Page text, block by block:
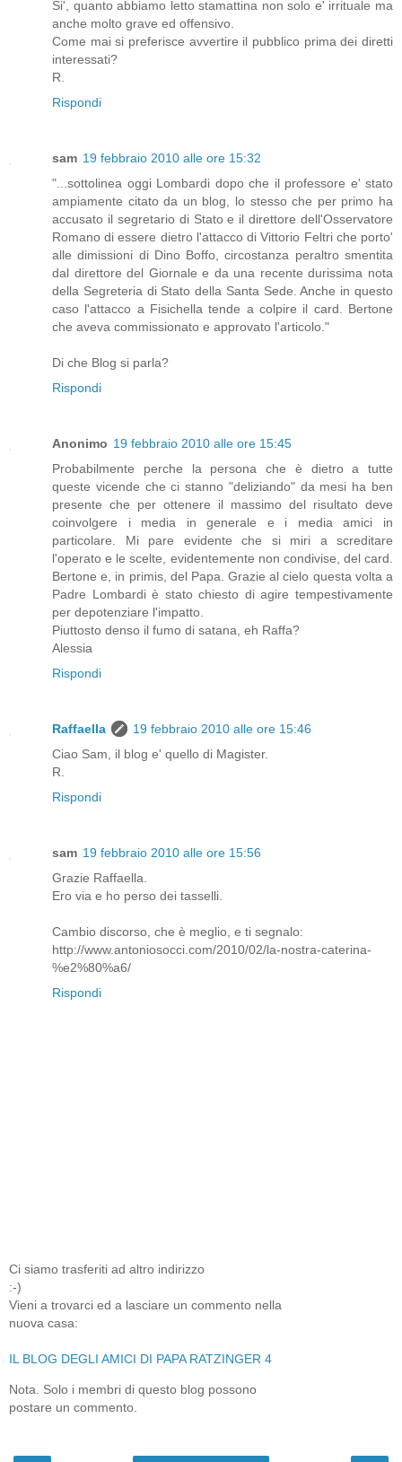
Si', quanto abbiamo letto stamattina non solo e' irrituale ma
anche molto grave ed offensivo.
Come mai si preferisce avvertire il pubblico prima dei diretti
interessati?
R.
Rispondi
sam 19 febbraio 2010 alle ore 15:32
"...sottolinea oggi Lombardi dopo che il professore e' stato
ampiamente citato da un blog, lo stesso che per primo ha
accusato il segretario di Stato e il direttore dell'Osservatore
Romano di essere dietro l'attacco di Vittorio Feltri che porto'
alle dimissioni di Dino Boffo, circostanza peraltro smentita
dal direttore del Giornale e da una recente durissima nota
della Segreteria di Stato della Santa Sede. Anche in questo
caso l'attacco a Fisichella tende a colpire il card. Bertone
che aveva commissionato e approvato l'articolo."
Di che Blog si parla?
Rispondi
Anonimo 19 febbraio 2010 alle ore 15:45
Probabilmente perche la persona che è dietro a tutte
queste vicende che ci stanno "deliziando" da mesi ha ben
presente che per ottenere il massimo del risultato deve
coinvolgere i media in generale e i media amici in
particolare. Mi pare evidente che si miri a screditare
l'operato e le scelte, evidentemente non condivise, del card.
Bertone e, in primis, del Papa. Grazie al cielo questa volta a
Padre Lombardi è stato chiesto di agire tempestivamente
per depotenziare l'impatto.
Piuttosto denso il fumo di satana, eh Raffa?
Alessia
Rispondi
Raffaella
19 febbraio 2010 alle ore 15:46
Ciao Sam, il blog e' quello di Magister.
R.
Rispondi
sam 19 febbraio 2010 alle ore 15:56
Grazie Raffaella.
Ero via e ho perso dei tasselli.
Cambio discorso, che è meglio, e ti segnalo:
http://www.antoniosocci.com/2010/02/la-nostra-caterina-
%e2%80%a6/
Rispondi
Ci siamo trasferiti ad altro indirizzo
:-)
Vieni a trovarci ed a lasciare un commento nella
nuova casa:
IL BLOG DEGLI AMICI DI PAPA RATZINGER 4
Nota. Solo i membri di questo blog possono
postare un commento.